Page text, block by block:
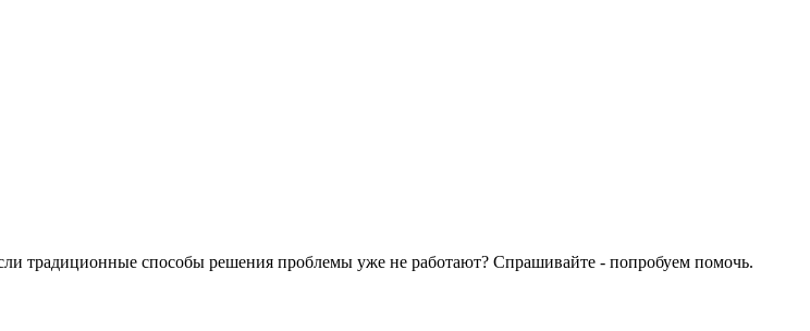
традиционные способы решения проблемы уже не работают? Спрашивайте - попробуем помочь.